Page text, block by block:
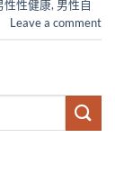
性性健康, 男性自
Leave a comment